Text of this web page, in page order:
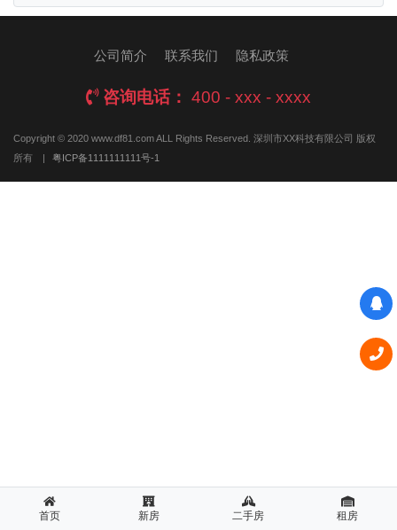
公司简介 联系我们 隐私政策
咨询电话： 400 - xxx - xxxx
Copyright © 2020 www.df81.com ALL Rights Reserved. 深圳市XX科技有限公司 版权
所有
| 粤ICP备1111111111号-1
首页 新房 二手房 租房